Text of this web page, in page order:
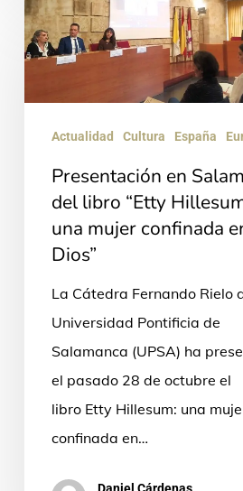
Presentación
en
Salamanca
Hillesum:
mujer
Dios”
Actualidad Cultura España
Presentación en
del libro “Etty
una mujer confinada
Dios”
La Cátedra Fernando Rielo
Universidad Pontificia de
Salamanca (UPSA) ha
el pasado 28 de octubre el
libro Etty Hillesum: una
confinada en…